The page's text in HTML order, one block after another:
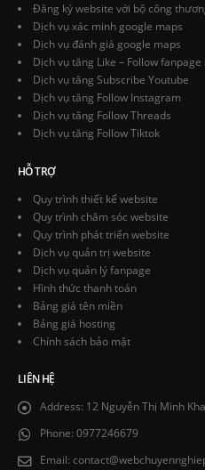
Đăng ký website với bộ công
Dịch vụ xác minh google maps
Dịch vụ đánh giá google maps
Dịch vụ tăng Like – Follow fanpage
Dịch vụ tăng Subscribe Youtube
Dịch vụ tăng Follow Instagram
Dịch vụ tăng Follow Threads
Dịch vụ tăng Follow Tiktok
HỖ TRỢ
Quy trình thiết kế website
Quy trình chăm sóc website
Quy trình phát triển website
Dịch vụ quản trị website
Dịch vụ quản lý fanpage
Hình thức thanh toán
Bảng giá tên miền
Bảng giá hosting
Chính sách bảo mật
LIÊN HỆ
Address: 12 Nguyễn Thị Minh
Phone: 0977246679
Email: